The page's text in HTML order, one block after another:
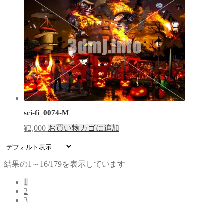
sci-fi_0074-M
¥2,000 お買い物カゴに追加
結果の1～16/179を表示しています
1
2
3